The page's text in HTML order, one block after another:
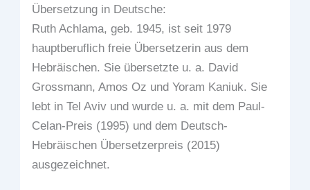
Übersetzung in Deutsche:
Ruth Achlama, geb. 1945, ist seit 1979
hauptberuflich freie Übersetzerin aus dem
Hebräischen. Sie übersetzte u. a. David
Grossmann, Amos Oz und Yoram Kaniuk. Sie
lebt in Tel Aviv und wurde u. a. mit dem Paul-
Celan-Preis (1995) und dem Deutsch-
Hebräischen Übersetzerpreis (2015)
ausgezeichnet.